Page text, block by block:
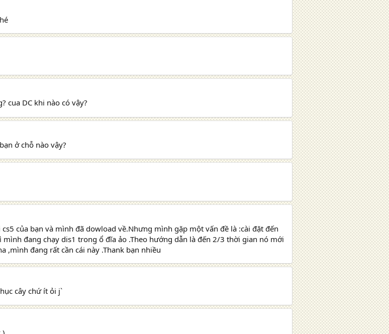
cua DC khi nào có vậy?
ở chỗ nào vậy?
của bạn và mình đã dowload về.Nhưng mình gặp một vấn đề là :cài đặt đến
đang chạy dis1 trong ổ đĩa ảo .Theo hướng dẫn là đến 2/3 thời gian nó mới
,mình đang rất cần cái này .Thank bạn nhiều
cây chứ ít ỏi j`